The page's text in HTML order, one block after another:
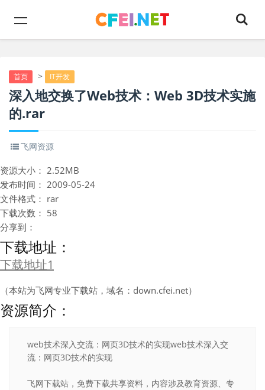
首页 > IT开发
深入地交换了Web技术：Web 3D技术实施
的.rar
飞网资源
资源大小： 2.52MB
发布时间： 2009-05-24
文件格式： rar
下载次数： 58
分享到：
下载地址：
下载地址1
（本站为飞网专业下载站，域名：down.cfei.net）
资源简介：
web技术深入交流：网页3D技术的实现web技术深入交
流：网页3D技术的实现
飞网下载站，免费下载共享资料，内容涉及教育资源、专